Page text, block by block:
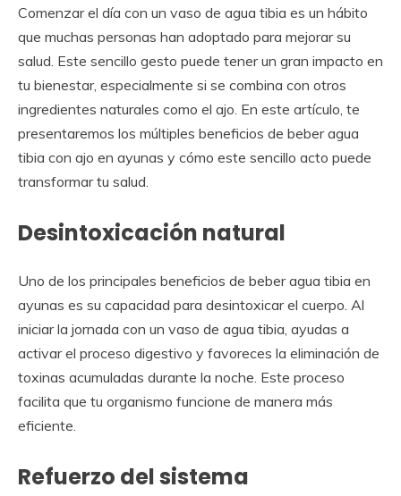
Comenzar el día con un vaso de agua tibia es un hábito
que muchas personas han adoptado para mejorar su
salud. Este sencillo gesto puede tener un gran impacto en
tu bienestar, especialmente si se combina con otros
ingredientes naturales como el ajo. En este artículo, te
presentaremos los múltiples beneficios de beber agua
tibia con ajo en ayunas y cómo este sencillo acto puede
transformar tu salud.
Desintoxicación natural
Uno de los principales beneficios de beber agua tibia en
ayunas es su capacidad para desintoxicar el cuerpo. Al
iniciar la jornada con un vaso de agua tibia, ayudas a
activar el proceso digestivo y favoreces la eliminación de
toxinas acumuladas durante la noche. Este proceso
facilita que tu organismo funcione de manera más
eficiente.
Refuerzo del sistema